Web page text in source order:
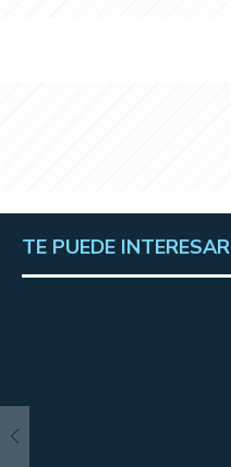
TE PUEDE INTERESAR